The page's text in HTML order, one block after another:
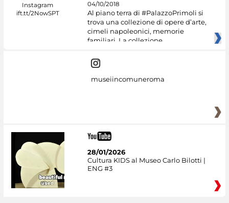
04/10/2018
Al piano terra di #PalazzoPrimoli si
trova una collezione di opere d’arte,
cimeli napoleonici, memorie
familiari. La collezione
museiincomuneroma
28/01/2026
Cultura KIDS al Museo Carlo Bilotti |
ENG #3